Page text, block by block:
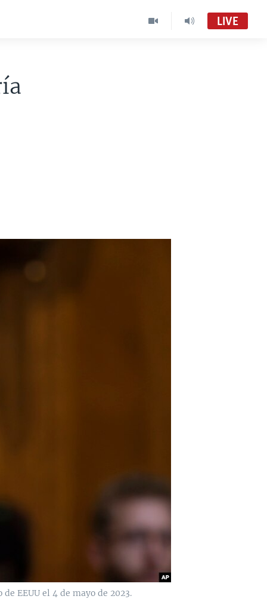
LIVE
EEUU el 4 de mayo de 2023.